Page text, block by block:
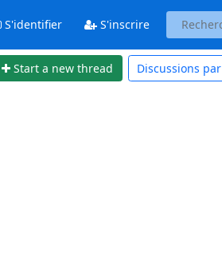
S'identifier S'inscrire
Start a new thread Discussions par